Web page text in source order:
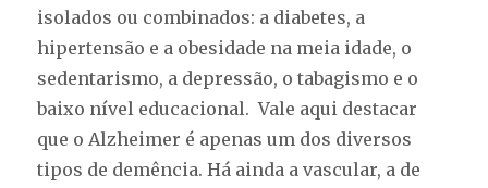
isolados ou combinados: a diabetes, a
hipertensão e a obesidade na meia idade, o
sedentarismo, a depressão, o tabagismo e o
baixo nível educacional. Vale aqui destacar
que o Alzheimer é apenas um dos diversos
tipos de demência. Há ainda a vascular, a de